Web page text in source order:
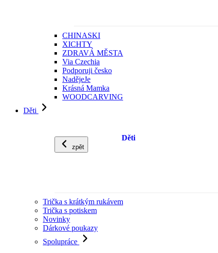
CHINASKI
XICHTY
ZDRAVÁ MĚSTA
Via Czechia
Podporuji česko
NadějeJe
Krásná Mamka
WOODCARVING
Děti
zpět
Děti
Trička s krátkým rukávem
Trička s potiskem
Novinky
Dárkové poukazy
Spolupráce